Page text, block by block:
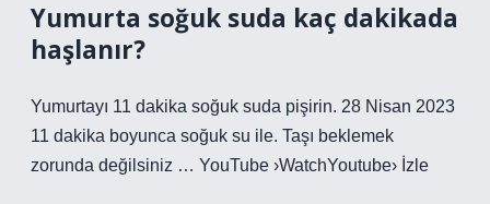
Yumurta soğuk suda kaç dakikada
haşlanır?
Yumurtayı 11 dakika soğuk suda pişirin. 28 Nisan 2023
11 dakika boyunca soğuk su ile. Taşı beklemek
zorunda değilsiniz … YouTube ›WatchYoutube› İzle